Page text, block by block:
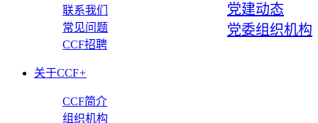
党建动态
党委组织机构
联系我们
常见问题
CCF招聘
关于CCF+
CCF简介
组织机构